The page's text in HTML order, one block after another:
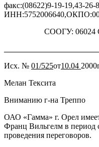
факс:(08622)9-19-19,43-
СООГУ: 06024
Исх. № 01/525от10.04
Мелан Тексита
Вниманию г-на Треппо
ОАО «Гамма» г. Орел
Франц Вильгелм в период
проведения переговоров.